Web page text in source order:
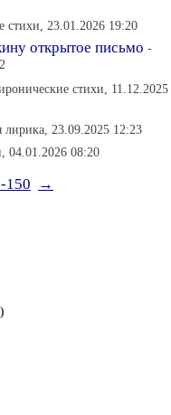
стихи, 23.01.2026 19:20
открытое письмо -
стихи, 11.12.2025
лирика, 23.09.2025 12:23
04.01.2026 08:20
150
→